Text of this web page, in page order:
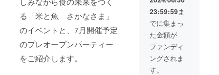
る「米と魚 さかなさま」
のイベントと、7月開催予定
のプレオープンパーティー
をご紹介します。
通常に
発注し
ます）
まだま
だあり
ます！
特別企
画で行
しま
す。 ※
お食事
券の有
効期限
は2024
年12月
末まで
23:59:59ま
でに集まっ
た金額が
ファンディ
ングされま
す。